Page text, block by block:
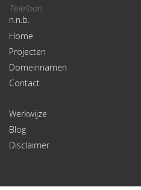
Telefoon
n.n.b.
Home
Projecten
Domeinnamen
Contact
Werkwijze
Blog
Disclaimer